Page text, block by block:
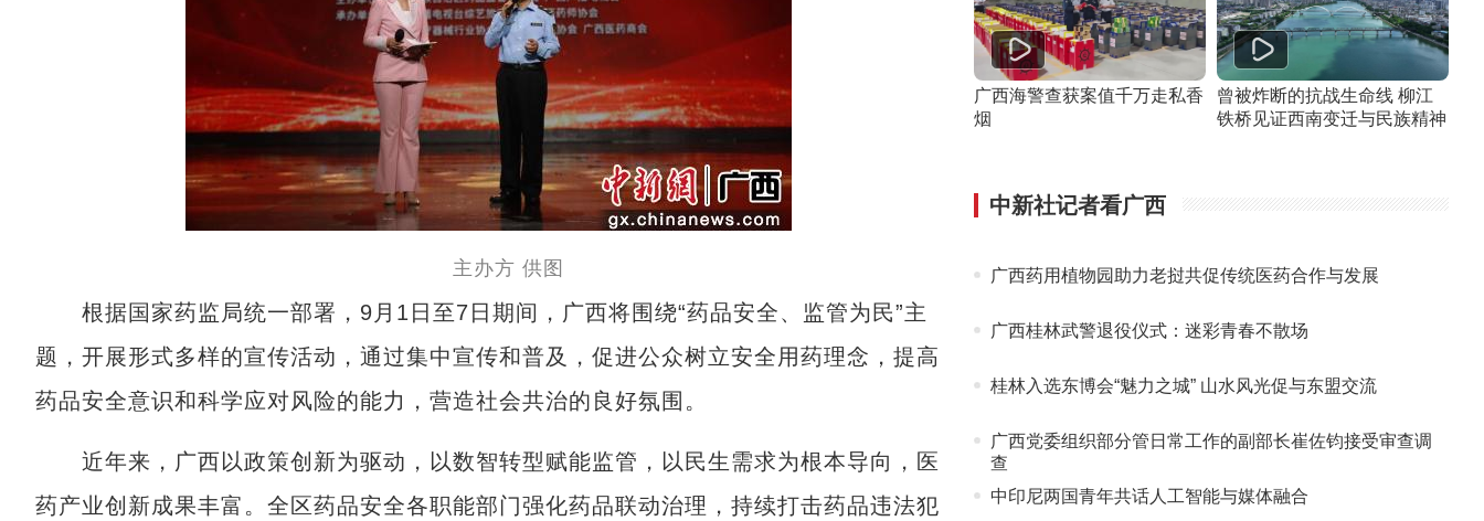
主办方 供图
根据国家药监局统一部署，9月1日至7日期间，广西将围绕“药品安全、监管为民”主
题，开展形式多样的宣传活动，通过集中宣传和普及，促进公众树立安全用药理念，提高
药品安全意识和科学应对风险的能力，营造社会共治的良好氛围。
近年来，广西以政策创新为驱动，以数智转型赋能监管，以民生需求为根本导向，医
药产业创新成果丰富。全区药品安全各职能部门强化药品联动治理，持续打击药品违法犯
广西海警查获案值千万走私香
烟
曾被炸断的抗战生命线 柳江
铁桥见证西南变迁与民族精神
中新社记者看广西
广西药用植物园助力老挝共促传统医药合作与发展
广西桂林武警退役仪式：迷彩青春不散场
桂林入选东博会“魅力之城” 山水风光促与东盟交流
广西党委组织部分管日常工作的副部长崔佐钧接受审查调
查
中印尼两国青年共话人工智能与媒体融合